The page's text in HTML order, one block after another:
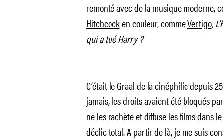
remonté avec de la musique moderne,
Hitchcocken couleur, commeVertigo,
qui a tué Harry ?
C’était le Graal de la cinéphilie depuis
jamais, les droits avaient été bloqués
ne les rachète et diffuse les films dans
déclic total. A partir de là, je me suis